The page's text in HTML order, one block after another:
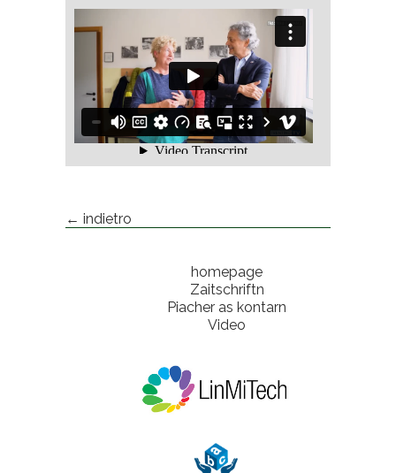
← indietro
homepage
Zaitschriftn
Piacher as kontarn
Video